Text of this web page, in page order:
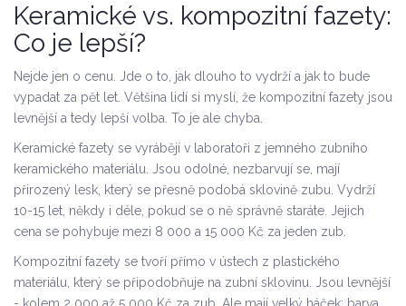
Keramické vs. kompozitní fazety:
Co je lepší?
Nejde jen o cenu. Jde o to, jak dlouho to vydrží a jak to bude
vypadat za pět let. Většina lidí si myslí, že kompozitní fazety jsou
levnější a tedy lepší volba. To je ale chyba.
Keramické fazety se vyrábějí v laboratoři z jemného zubního
keramického materiálu. Jsou odolné, nezbarvují se, mají
přirozený lesk, který se přesně podobá sklovině zubu. Vydrží
10-15 let, někdy i déle, pokud se o ně správně staráte. Jejich
cena se pohybuje mezi 8 000 a 15 000 Kč za jeden zub.
Kompozitní fazety se tvoří přímo v ústech z plastického
materiálu, který se připodobňuje na zubní sklovinu. Jsou levnější